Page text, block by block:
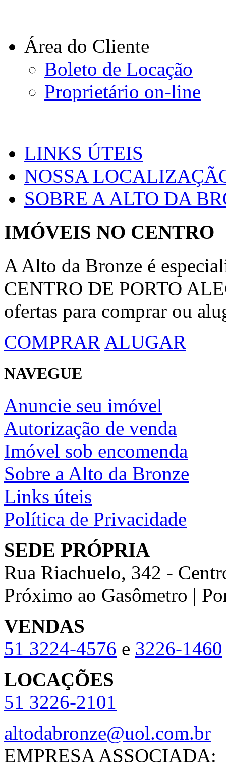
Área do Cliente
Boleto de Locação
Proprietário on-line
LINKS ÚTEIS
NOSSA
SOBRE A ALTO DA
IMÓVEIS NO CENTRO
A Alto da Bronze é
CENTRO DE PORTO
ofertas para comprar ou
COMPRAR ALUGAR
NAVEGUE
Anuncie seu imóvel
Autorização de venda
Imóvel sob encomenda
Sobre a Alto da Bronze
Links úteis
Política de Privacidade
SEDE PRÓPRIA
Rua Riachuelo, 342 -
Próximo ao Gasômetro |
VENDAS
51 3224-4576 e 3226-1460
LOCAÇÕES
51 3226-2101
altodabronze@uol.com.br
EMPRESA ASSOCIADA: